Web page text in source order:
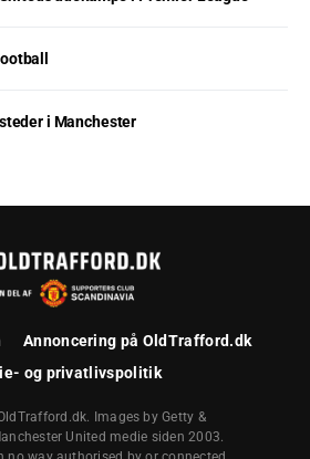
i Manchester
Annoncering på OldTrafford.dk
og privatlivspolitik
Images by Getty &
United medie siden 2003.